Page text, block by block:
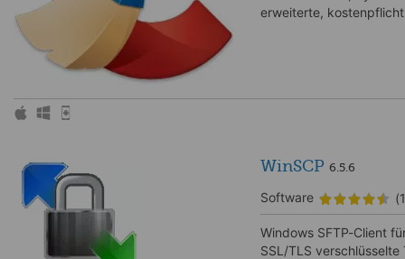
erweiterte,
WinSCP 6.5.6
Software
Windows SFTP-Client
SSL/TLS